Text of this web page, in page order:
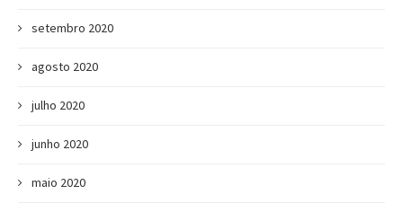
setembro 2020
agosto 2020
julho 2020
junho 2020
maio 2020